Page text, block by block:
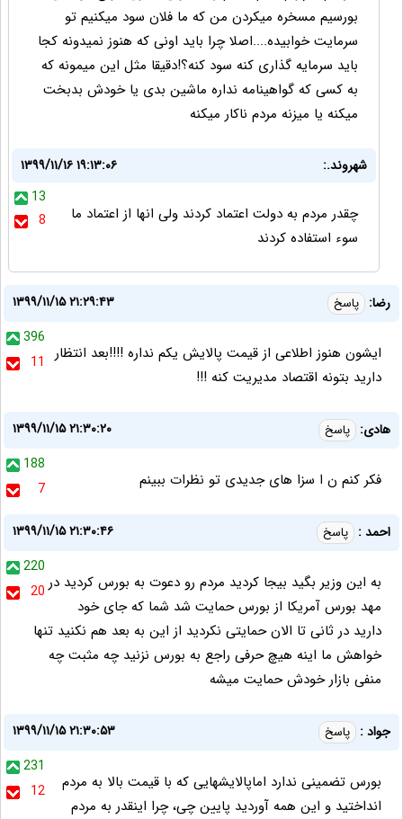
بورسیم مسخره میکردن من که ما فلان سود میکنیم تو
سرمایت خوابیده....اصلا چرا باید اونی که هنوز نمیدونه کجا
باید سرمایه گذاری کنه سود کنه؟!دقیقا مثل این میمونه که
به کسی که گواهینامه نداره ماشین بدی یا خودش بدبخت
میکنه یا میزنه مردم ناکار میکنه
شهروند.:
۱۳۹۹/۱۱/۱۶ ۱۹:۱۳:۰۶
13
8
چقدر مردم به دولت اعتماد کردند ولی انها از اعتماد ما
سوء استفاده کردند
رضا: پاسخ
۱۳۹۹/۱۱/۱۵ ۲۱:۲۹:۴۳
396
11
ایشون هنوز اطلاعی از قیمت پالایش یکم نداره !!!!بعد انتظار
دارید بتونه اقتصاد مدیریت کنه !!!
هادی: پاسخ
۱۳۹۹/۱۱/۱۵ ۲۱:۳۰:۲۰
188
7
فکر کنم ن ا سزا های جدیدی تو نظرات ببینم
احمد : پاسخ
۱۳۹۹/۱۱/۱۵ ۲۱:۳۰:۴۶
220
20 به این وزیر بگید بیجا کردید مردم رو دعوت به بورس کردید در
مهد بورس آمریکا از بورس حمایت شد شما که جای خود
دارید در ثانی تا الان حمایتی نکردید از این به بعد هم نکنید تنها
خواهش ما اینه هیچ حرفی راجع به بورس نزنید چه مثبت چه
منفی بازار خودش حمایت میشه
جواد : پاسخ
۱۳۹۹/۱۱/۱۵ ۲۱:۳۰:۵۳
231
12
بورس تضمینی ندارد اماپالایشهایی که با قیمت بالا به مردم
انداختید و این همه آوردید پایین چی، چرا اینقدر به مردم